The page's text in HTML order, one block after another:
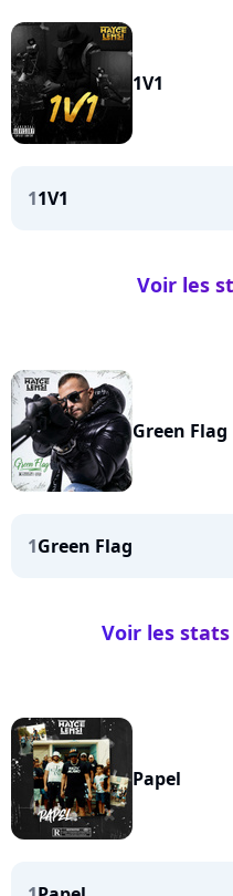
1V1
11V1
Voir les
Green Flag
1Green Flag
Voir les
Papel